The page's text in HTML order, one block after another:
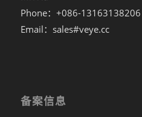
Phone：+086-13163138206
Email：sales#veye.cc
备案信息